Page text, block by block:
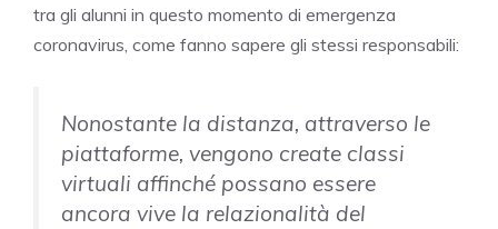
tra gli alunni in questo momento di emergenza
coronavirus, come fanno sapere gli stessi responsabili:
Nonostante la distanza, attraverso le
piattaforme, vengono create classi
virtuali affinché possano essere
ancora vive la relazionalità del